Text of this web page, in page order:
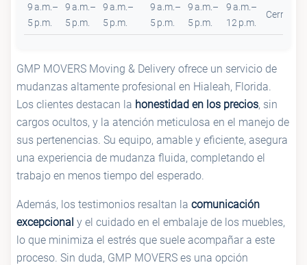
9 a.m.–
5 p.m.
9 a.m.–
5 p.m.
9 a.m.–
5 p.m.
9 a.m.–
5 p.m.
9 a.m.–
5 p.m.
9 a.m.–
12 p.m.
Cerrado
GMP MOVERS Moving & Delivery ofrece un servicio de
mudanzas altamente profesional en Hialeah, Florida.
Los clientes destacan la honestidad en los precios, sin
cargos ocultos, y la atención meticulosa en el manejo de
sus pertenencias. Su equipo, amable y eficiente, asegura
una experiencia de mudanza fluida, completando el
trabajo en menos tiempo del esperado.
Además, los testimonios resaltan la comunicación
excepcional y el cuidado en el embalaje de los muebles,
lo que minimiza el estrés que suele acompañar a este
proceso. Sin duda, GMP MOVERS es una opción